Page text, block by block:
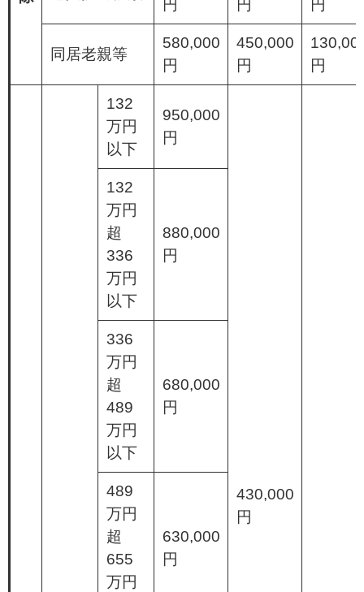
円 円 円
同居老親等
580,000
円
450,000
円
円
132
万円
以下
950,000
円
430,000
円
132
万円
超
336
万円
以下
880,000
円
336
万円
超
489
万円
以下
680,000
円
489
万円
超
655
万円
630,000
円